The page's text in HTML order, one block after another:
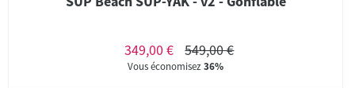
349,00 € 549,00 €
Vous économisez36%